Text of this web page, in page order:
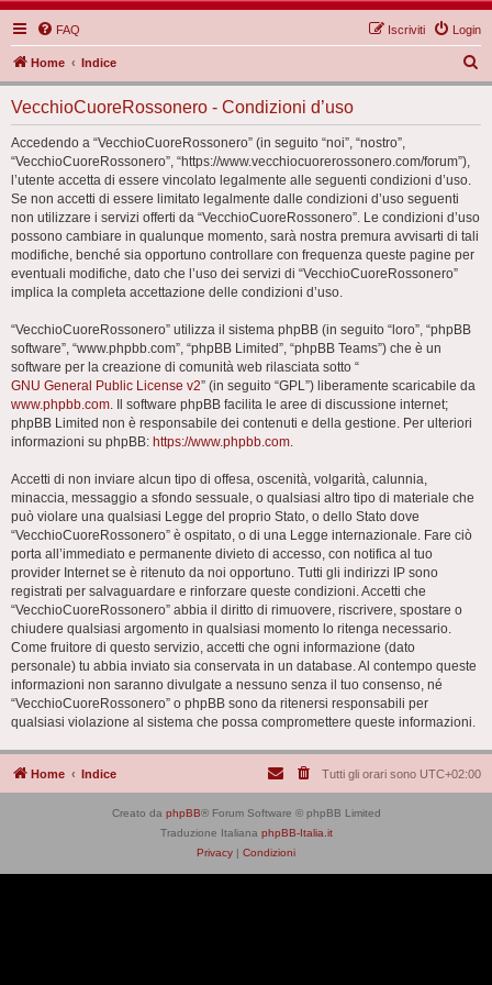
FAQ Login
Iscriviti
Home Indice
e
VecchioCuoreRossonero - Condizioni d’uso
Accedendo a “VecchioCuoreRossonero” (in seguito “noi”, “nostro”,
“VecchioCuoreRossonero”, “https://www.vecchiocuorerossonero.com/forum”),
l’utente accetta di essere vincolato legalmente alle seguenti condizioni d’uso.
Se non accetti di essere limitato legalmente dalle condizioni d’uso seguenti
non utilizzare i servizi offerti da “VecchioCuoreRossonero”. Le condizioni d’uso
possono cambiare in qualunque momento, sarà nostra premura avvisarti di tali
modifiche, benché sia opportuno controllare con frequenza queste pagine per
eventuali modifiche, dato che l’uso dei servizi di “VecchioCuoreRossonero”
implica la completa accettazione delle condizioni d’uso.
“VecchioCuoreRossonero” utilizza il sistema phpBB (in seguito “loro”, “phpBB
software”, “www.phpbb.com”, “phpBB Limited”, “phpBB Teams”) che è un
software per la creazione di comunità web rilasciata sotto “
GNU General Public License v2” (in seguito “GPL”) liberamente scaricabile da
www.phpbb.com. Il software phpBB facilita le aree di discussione internet;
phpBB Limited non è responsabile dei contenuti e della gestione. Per ulteriori
informazioni su phpBB: https://www.phpbb.com.
Accetti di non inviare alcun tipo di offesa, oscenità, volgarità, calunnia,
minaccia, messaggio a sfondo sessuale, o qualsiasi altro tipo di materiale che
può violare una qualsiasi Legge del proprio Stato, o dello Stato dove
“VecchioCuoreRossonero” è ospitato, o di una Legge internazionale. Fare ciò
porta all’immediato e permanente divieto di accesso, con notifica al tuo
provider Internet se è ritenuto da noi opportuno. Tutti gli indirizzi IP sono
registrati per salvaguardare e rinforzare queste condizioni. Accetti che
“VecchioCuoreRossonero” abbia il diritto di rimuovere, riscrivere, spostare o
chiudere qualsiasi argomento in qualsiasi momento lo ritenga necessario.
Come fruitore di questo servizio, accetti che ogni informazione (dato
personale) tu abbia inviato sia conservata in un database. Al contempo queste
informazioni non saranno divulgate a nessuno senza il tuo consenso, né
“VecchioCuoreRossonero” o phpBB sono da ritenersi responsabili per
qualsiasi violazione al sistema che possa compromettere queste informazioni.
Home Indice Tutti gli orari sono UTC+02:00
Creato da phpBB® Forum Software © phpBB Limited
Traduzione Italiana phpBB-Italia.it
Privacy | Condizioni